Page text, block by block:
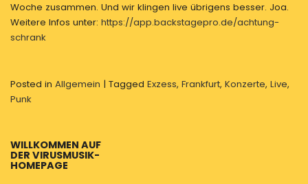
Woche zusammen. Und wir klingen live übrigens besser. Joa.
Weitere Infos unter: https://app.backstagepro.de/achtung-
schrank
Posted in Allgemein | Tagged Exzess, Frankfurt, Konzerte, Live,
Punk
WILLKOMMEN AUF
DER VIRUSMUSIK-
HOMEPAGE